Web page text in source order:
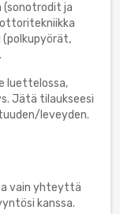
ja
(polkupyörät,
luettelossa,
Jätä tilaukseesi
leveyden.
vain yhteyttä
kanssa.